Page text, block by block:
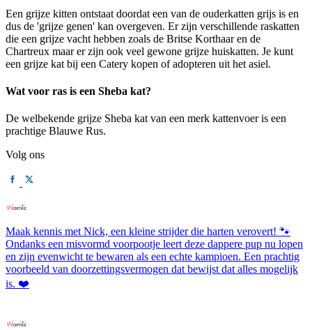
Een grijze kitten ontstaat doordat een van de ouderkatten grijs is en
dus de 'grijze genen' kan overgeven. Er zijn verschillende raskatten
die een grijze vacht hebben zoals de Britse Korthaar en de
Chartreux maar er zijn ook veel gewone grijze huiskatten. Je kunt
een grijze kat bij een Catery kopen of adopteren uit het asiel.
Wat voor ras is een Sheba kat?
De welbekende grijze Sheba kat van een merk kattenvoer is een
prachtige Blauwe Rus.
Volg ons
Maak kennis met Nick, een kleine strijder die harten verovert! 🐾
Ondanks een misvormd voorpootje leert deze dappere pup nu lopen
en zijn evenwicht te bewaren als een echte kampioen. Een prachtig
voorbeeld van doorzettingsvermogen dat bewijst dat alles mogelijk
is. ❤️